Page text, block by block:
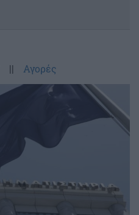
|| Αγορές